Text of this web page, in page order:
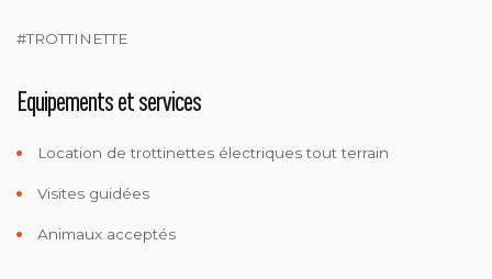
#TROTTINETTE
Equipements et services
Location de trottinettes électriques tout terrain
Visites guidées
Animaux acceptés